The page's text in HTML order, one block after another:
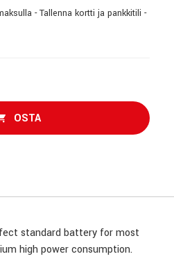
- Tallenna kortti ja pankkitili -
OSTA
standard battery for most
high power consumption.